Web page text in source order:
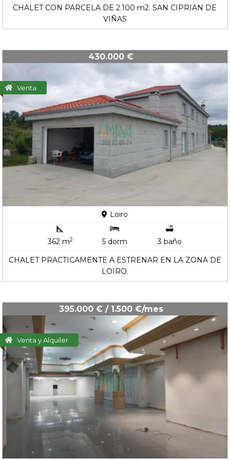
CHALET CON PARCELA DE 2.100 m2. SAN CIPRIAN DE
VIÑAS
Venta
430.000 €
Loiro
362 m2 5 dorm
3 baño
CHALET PRACTICAMENTE A ESTRENAR EN LA ZONA DE
LOIRO.
Venta y Alquiler
395.000 € / 1.500 €/mes